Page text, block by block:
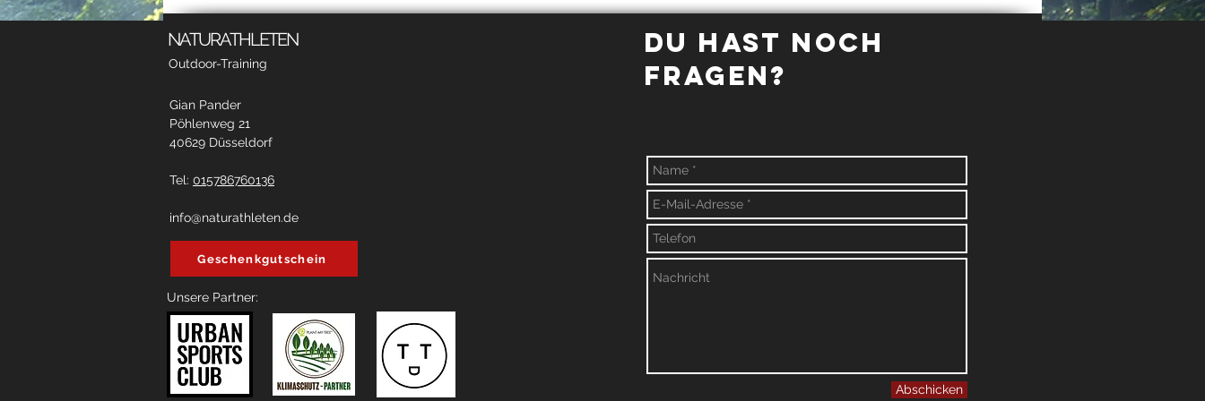
dem Personal
Trainer
arthrose
Regeneration...
NATURATHLETEN
Outdoor-Training
Gian Pander
Pöhlenweg 21
40629 Düsseldorf
Tel: 015786760136
info@naturathleten.de
Geschenkgutschein
Unsere Partner:
Du hast noch
Fragen?
Abschicken